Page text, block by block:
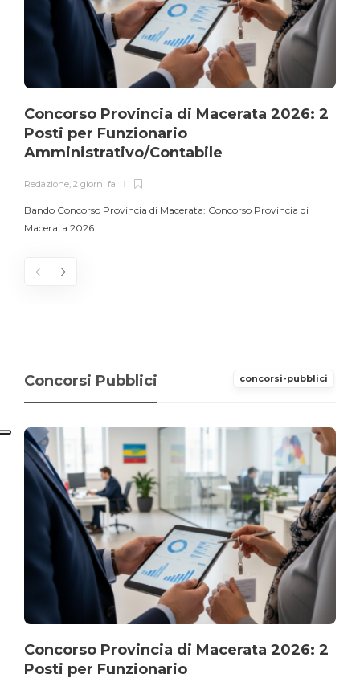
Concorso Provincia di Macerata 2026: 2
Posti per Funzionario
Amministrativo/Contabile
Redazione 2 giorni fa
Bando Concorso Provincia di Macerata: Concorso Provincia di
Macerata 2026
Concorsi Pubblici concorsi-pubblici
Concorso Provincia di Macerata 2026: 2
Posti per Funzionario